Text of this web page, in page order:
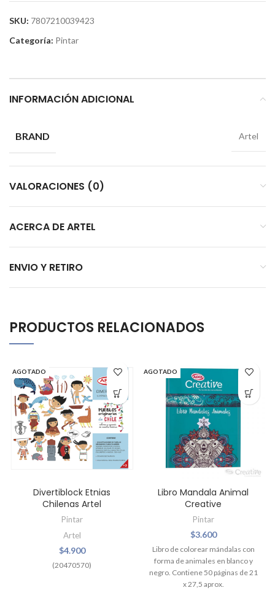
SKU: 7807210039423
Categoría: Pintar
INFORMACIÓN ADICIONAL
BRAND Artel
VALORACIONES (0)
ACERCA DE ARTEL
ENVIO Y RETIRO
PRODUCTOS RELACIONADOS
AGOTADO
Divertiblock Etnias
Chilenas Artel
Pintar
Artel
$4.900
(20470570)
AGOTADO
Libro Mandala Animal
Creative
Pintar
$3.600
Libro de colorear mándalas con
forma de animales en blanco y
negro. Contiene 50 páginas de 21
x 27,5 aprox.